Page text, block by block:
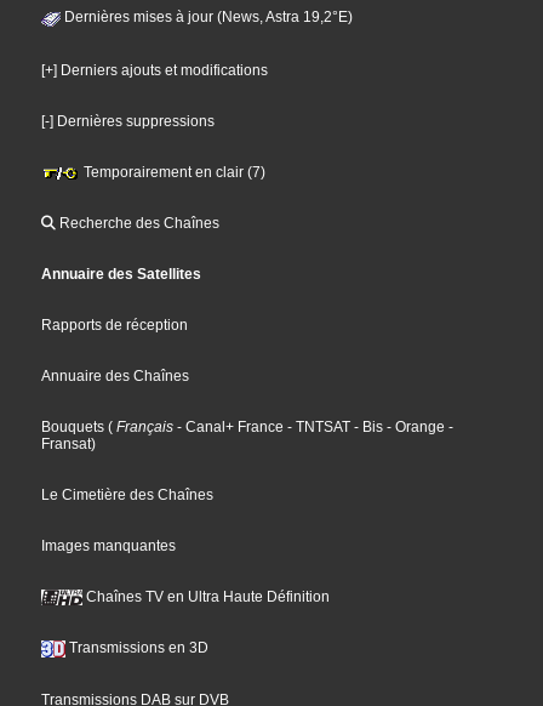
Dernières mises à jour (News, Astra 19,2°E)
[+] Derniers ajouts et modifications
[-] Dernières suppressions
Temporairement en clair (7)
Recherche des Chaînes
Annuaire des Satellites
Rapports de réception
Annuaire des Chaînes
Bouquets ( Français - Canal+ France - TNTSAT - Bis - Orange -
Fransat)
Le Cimetière des Chaînes
Images manquantes
Chaînes TV en Ultra Haute Définition
Transmissions en 3D
Transmissions DAB sur DVB